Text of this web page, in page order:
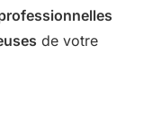
de votre